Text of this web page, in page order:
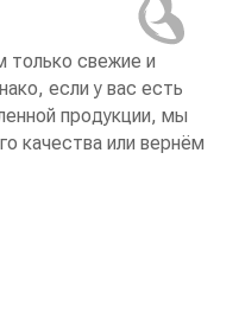
только свежие и
если у вас есть
продукции, мы
качества или вернём